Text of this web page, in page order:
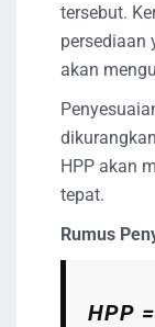
tersebut.
persediaan
akan
HPP akan
tepat.
Rumus
HPP